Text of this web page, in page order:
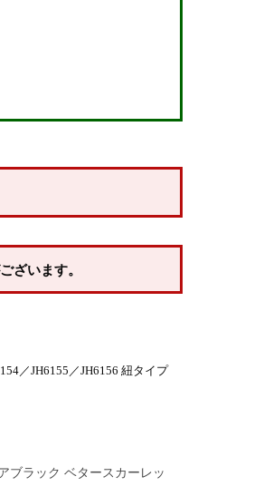
ざいます。
／JH6155／JH6156 紐タイプ
ブラック ベタースカーレッ